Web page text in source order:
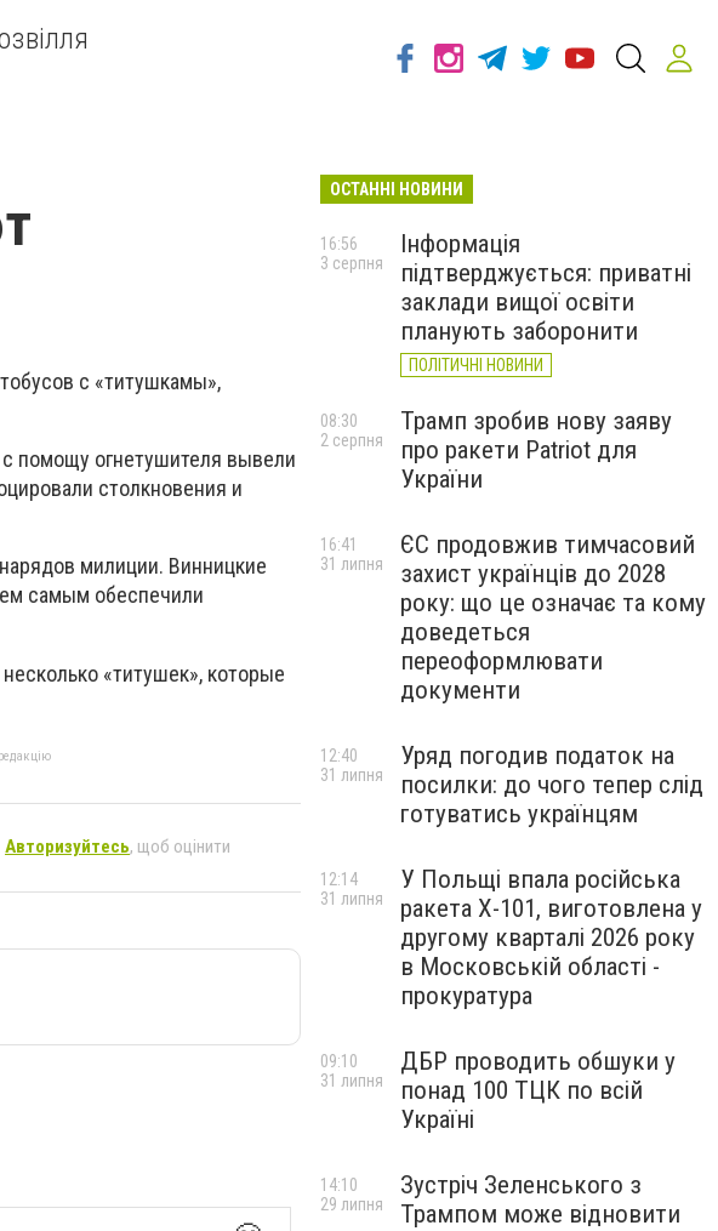
с «титушкамы»,
помощу огнетушителя вывели
столкновения и
милиции. Винницкие
самым обеспечили
«титушек», которые
Авторизуйтесь, щоб оцінити
ОСТАННІ НОВИНИ
Інформація
підтверджується: приватні
заклади вищої освіти
планують заборонити
ПОЛІТИЧНІ НОВИНИ
16:56
3 серпня
Трамп зробив нову заяву
про ракети Patriot для
України
08:30
2 серпня
ЄС продовжив тимчасовий
захист українців до 2028
року: що це означає та кому
доведеться
переоформлювати
документи
16:41
31 липня
Уряд погодив податок на
посилки: до чого тепер слід
готуватись українцям
12:40
31 липня
У Польщі впала російська
ракета X-101, виготовлена у
другому кварталі 2026 року
в Московській області -
прокуратура
12:14
31 липня
ДБР проводить обшуки у
понад 100 ТЦК по всій
Україні
09:10
31 липня
Зустріч Зеленського з
Трампом може відновити
14:10
29 липня